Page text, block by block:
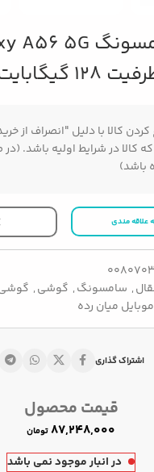
کالا با دلیل "انصراف از
کالا در شرایط اولیه باشد.
باشد)
علاقه مندی
, سامسونگ, گوشی,
میان رده
اشتراک گذاری
قیمت محصول
تومان
در انبار موجود نمی باشد